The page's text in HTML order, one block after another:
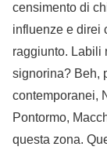
censimento di
influenze e direi
raggiunto. Labili
signorina? Beh,
contemporanei,
Pontormo,
questa zona.